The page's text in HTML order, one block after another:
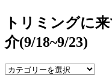
トリミングに
介(9/18~9/23)